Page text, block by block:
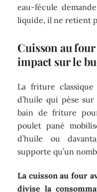
eau-fécule
liquide, il ne retient
Cuisson au four
impact sur le
La friture
d’huile qui pèse
bain de friture
poulet pané
d’huile ou
supporte qu’un
La cuisson au four
divise la